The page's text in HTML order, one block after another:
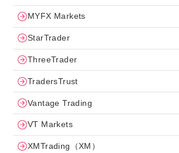
MYFX Markets
StarTrader
ThreeTrader
TradersTrust
Vantage Trading
VT Markets
XMTrading（XM）